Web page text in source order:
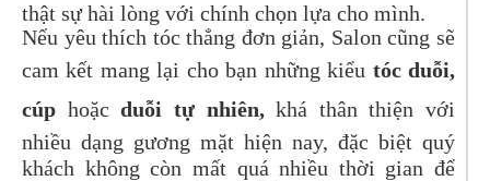
thật sự hài lòng với chính chọn lựa cho mình.
Nếu yêu thích tóc thẳng đơn giản, Salon cũng sẽ
cam kết mang lại cho bạn những kiểu tóc duỗi,
cúp hoặcduỗi tự nhiên,khá thân thiện với
nhiều dạng gương mặt hiện nay, đặc biệt quý
khách không còn mất quá nhiều thời gian để